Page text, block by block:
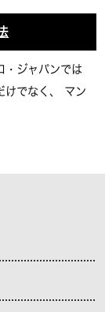
・ジャパンでは
けでなく、 マン